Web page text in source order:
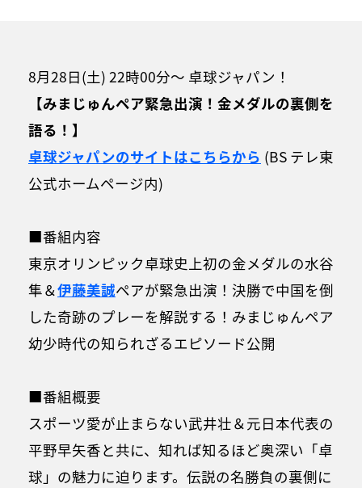
8月28日(土) 22時00分～ 卓球ジャパン！
【みまじゅんペア緊急出演！金メダルの裏側を
語る！】
卓球ジャパンのサイトはこちらから (BS テレ東
公式ホームページ内)
■番組内容
東京オリンピック卓球史上初の金メダルの水谷
隼＆伊藤美誠ペアが緊急出演！決勝で中国を倒
した奇跡のプレーを解説する！みまじゅんペア
幼少時代の知られざるエピソード公開
■番組概要
スポーツ愛が止まらない武井壮＆元日本代表の
平野早矢香と共に、知れば知るほど奥深い「卓
球」の魅力に迫ります。伝説の名勝負の裏側に